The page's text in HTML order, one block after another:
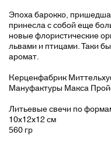
Эпоха барокко,
принесла с собой еще
новые флористические
львами и птицами. Таки
аромат.
Керценфабрик
Мануфактуры Макса
Литьевые свечи по
10х12х12 см
560 гр